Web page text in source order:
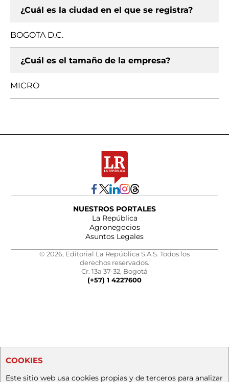
¿Cuál es la ciudad en el que se registra?
BOGOTA D.C.
¿Cuál es el tamaño de la empresa?
MICRO
NUESTROS PORTALES
La República
Agronegocios
Asuntos Legales
© 2026, Editorial La República S.A.S. Todos los
derechos reservados.
Cr. 13a 37-32, Bogotá
(+57) 1 4227600
COOKIES
Este sitio web usa cookies propias y de terceros para analizar